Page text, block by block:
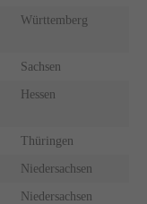
Württemberg
Sachsen
Hessen
Thüringen
Niedersachsen
Niedersachsen